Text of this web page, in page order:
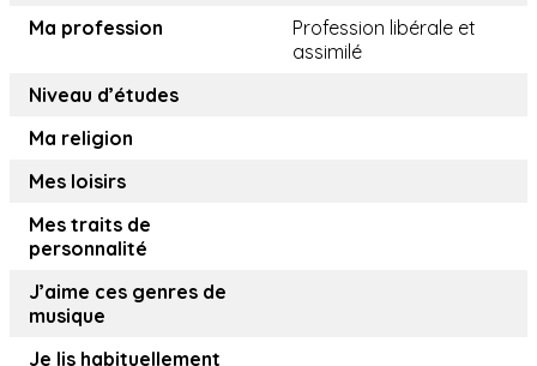
Ma profession
Profession libérale et
assimilé
Niveau d’études
Ma religion
Mes loisirs
Mes traits de
personnalité
J’aime ces genres de
musique
Je lis habituellement